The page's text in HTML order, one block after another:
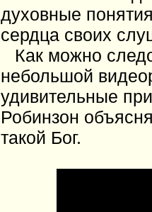
духовные
сердца своих
Как можно
небольшой
удивительные
Робинзон
такой Бог.